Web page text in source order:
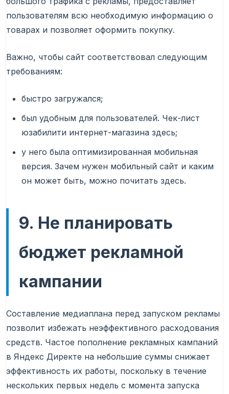
пользователям всю необходимую информацию о
товарах и позволяет оформить покупку.
Важно, чтобы сайт соответствовал следующим
требованиям:
быстро загружался;
был удобным для пользователей. Чек-лист
юзабилити интернет-магазина здесь;
у него была оптимизированная мобильная
версия. Зачем нужен мобильный сайт и каким
он может быть, можно почитать здесь.
9. Не планировать
бюджет рекламной
кампании
Составление медиаплана перед запуском рекламы
позволит избежать неэффективного расходования
средств. Частое пополнение рекламных кампаний
в Яндекс Директе на небольшие суммы снижает
эффективность их работы, поскольку в течение
нескольких первых недель с момента запуска